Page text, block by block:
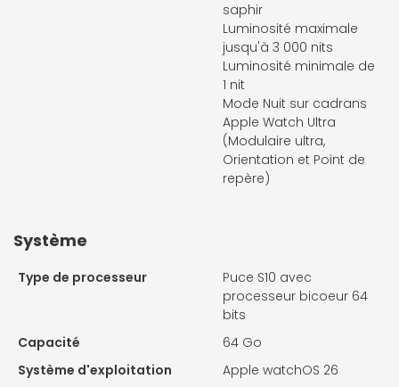
saphir
Luminosité maximale
jusqu'à 3 000 nits
Luminosité minimale de
1 nit
Mode Nuit sur cadrans
Apple Watch Ultra
(Modulaire ultra,
Orientation et Point de
repère)
Système
Type de processeur
Puce S10 avec
processeur bicoeur 64
bits
Capacité
64 Go
Système d'exploitation
Apple watchOS 26